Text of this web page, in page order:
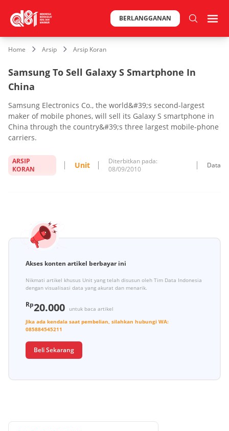
BERLANGGANAN
Home Arsip Arsip Koran
Samsung To Sell Galaxy S Smartphone In
China
Samsung Electronics Co., the world&#39;s second-largest
maker of mobile phones, will sell its Galaxy S smartphone in
China through the country&#39;s three largest mobile-phone
carriers.
ARSIP
KORAN
Unit
Diterbitkan pada:
08/09/2010
Data
Akses konten artikel berbayar ini
Nikmati artikel khusus Unit yang telah disusun oleh Tim Data Indonesia
dengan visualisasi data yang akurat dan menarik.
Rp20.000
untuk baca artikel
Jika ada kendala saat pembelian, silahkan hubungi WA:
085884545211
Beli Sekarang